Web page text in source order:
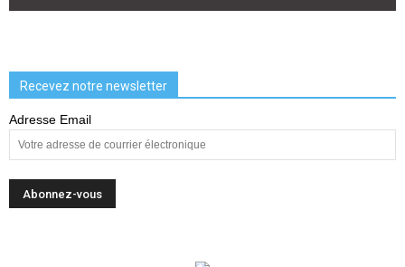
Recevez notre newsletter
Adresse Email